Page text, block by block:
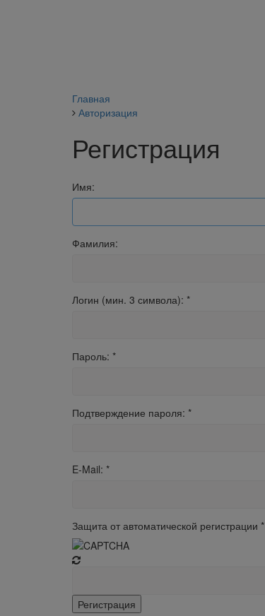
Главная
Авторизация
Регистрация
Имя:
Фамилия:
Логин (мин. 3 символа): *
Пароль: *
Подтверждение пароля: *
E-Mail: *
Защита от автоматической регистрации *